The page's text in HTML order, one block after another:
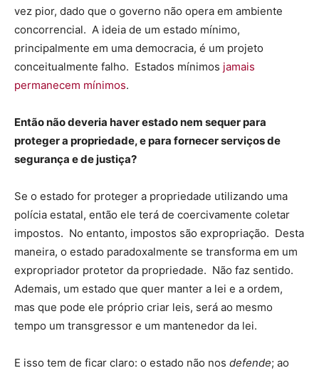
vez pior, dado que o governo não opera em ambiente
concorrencial. A ideia de um estado mínimo,
principalmente em uma democracia, é um projeto
conceitualmente falho. Estados mínimos jamais
permanecem mínimos.
Então não deveria haver estado nem sequer para
proteger a propriedade, e para fornecer serviços de
segurança e de justiça?
Se o estado for proteger a propriedade utilizando uma
polícia estatal, então ele terá de coercivamente coletar
impostos. No entanto, impostos são expropriação. Desta
maneira, o estado paradoxalmente se transforma em um
expropriador protetor da propriedade. Não faz sentido.
Ademais, um estado que quer manter a lei e a ordem,
mas que pode ele próprio criar leis, será ao mesmo
tempo um transgressor e um mantenedor da lei.
E isso tem de ficar claro: o estado não nos defende; ao